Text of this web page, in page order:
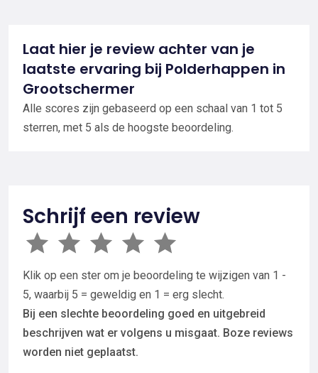
Laat hier je review achter van je
laatste ervaring bij Polderhappen in
Grootschermer
Alle scores zijn gebaseerd op een schaal van 1 tot 5
sterren, met 5 als de hoogste beoordeling.
Schrijf een review
Klik op een ster om je beoordeling te wijzigen van 1 -
5, waarbij 5 = geweldig en 1 = erg slecht.
Bij een slechte beoordeling goed en uitgebreid
beschrijven wat er volgens u misgaat. Boze reviews
worden niet geplaatst.